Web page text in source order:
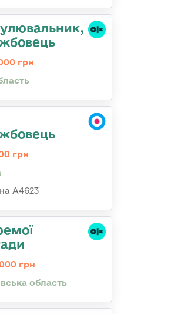
грн
грн
А4623
грн
область